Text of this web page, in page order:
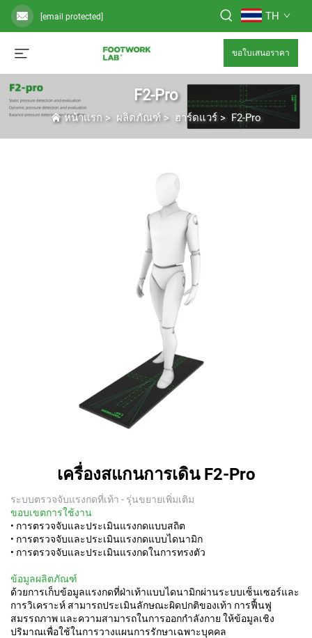
[email protected] TH
ขอใบเสนอราคา
F2-Pro
หน้าแรก > ผลิตภัณฑ์ > ฮาร์ดแวร์ > F2-Pro
เครื่องสแกนการเดิน F2-Pro
ระบบตรวจจับแรงกดที่เท้า - รุ่นขยายเพิ่มเติม
ขอบเขตการใช้งาน
• การตรวจจับและประเมินแรงกดแบบสถิต
• การตรวจจับและประเมินแรงกดแบบไดนามิก
• การตรวจจับและประเมินแรงกดในการทรงตัว
ข้อมูลผลิตภัณฑ์
ด้วยการเก็บข้อมูลแรงกดที่ฝ่าเท้าแบบไดนามิกผ่านระบบเซ็นเซอร์และ
การวิเคราะห์ สามารถประเมินลักษณะผิดปกติของเท้า การฟื้นฟู
สมรรถภาพ และความสามารถในการออกกำลังกาย ให้ข้อมูลเชิง
ปริมาณเพื่อใช้ในการวางแผนการรักษาเฉพาะบุคคล